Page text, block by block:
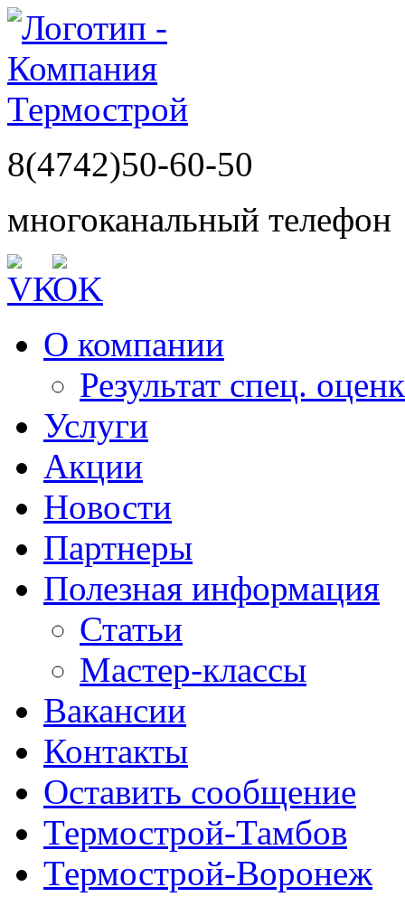
8(4742)50-60-50
многоканальный телефон
О компании
Результат спец.
Услуги
Акции
Новости
Партнеры
Полезная информация
Статьи
Мастер-классы
Вакансии
Контакты
Оставить сообщение
Термострой-Тамбов
Термострой-Воронеж